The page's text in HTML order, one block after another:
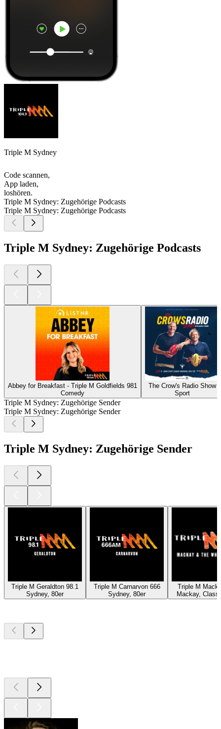
Triple M Sydney
Code scannen,
App laden,
loshören.
Triple M Sydney: Zugehörige Podcasts
Triple M Sydney: Zugehörige Podcasts
Triple M Sydney: Zugehörige Podcasts
Abbey for Breakfast - Triple M Goldfields 981
Comedy
The Crow's Radio Show
Sport
Triple M Sydney: Zugehörige Sender
Triple M Sydney: Zugehörige Sender
Triple M Sydney: Zugehörige Sender
Triple M Geraldton 98.1
Sydney, 80er
Triple M Carnarvon 666
Sydney, 80er
Triple M
Mackay,